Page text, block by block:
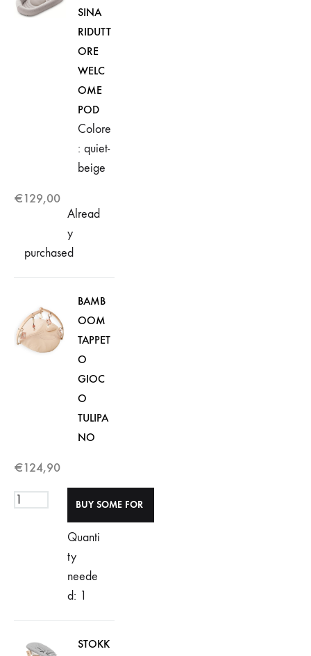
SINA
RIDUTT
ORE
WELC
OME
POD
Colore
: quiet-
beige
€129,00
Alread
y
purchased
BAMB
OOM
TAPPET
O
GIOC
O
TULIPA
NO
€124,90
Quanti
ty
neede
d: 1
STOKK